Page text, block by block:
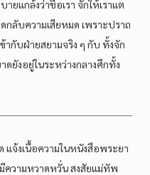
แกล้งว่าชื่อเรา จักให้เราแต
กลับความเสียหมด เพราะปราถ
ากับฝ่ายสยามจริง ๆ กับ ทั้งจัก
ดยังอยู่ในระหว่างกลางศึกทั้ง
แจ้งเนื้อความในหนังสือพระยา
ความหวาดหวั่น สงสัยแม่ทัพ